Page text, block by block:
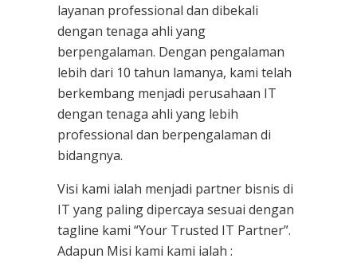
layanan professional dan dibekali
dengan tenaga ahli yang
berpengalaman. Dengan pengalaman
lebih dari 10 tahun lamanya, kami telah
berkembang menjadi perusahaan IT
dengan tenaga ahli yang lebih
professional dan berpengalaman di
bidangnya.
Visi kami ialah menjadi partner bisnis di
IT yang paling dipercaya sesuai dengan
tagline kami “Your Trusted IT Partner”.
Adapun Misi kami kami ialah :